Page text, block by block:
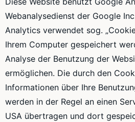
Webanalysedienst der Google
Analytics verwendet sog.
Ihrem Computer gespeichert
Analyse der Benutzung der
ermöglichen. Die durch den
Informationen über Ihre
werden in der Regel an einen
USA übertragen und dort